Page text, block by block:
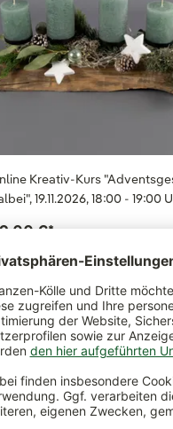
Kreativ-Kurs
19.11.2026, 18:00 - 19:00
€*